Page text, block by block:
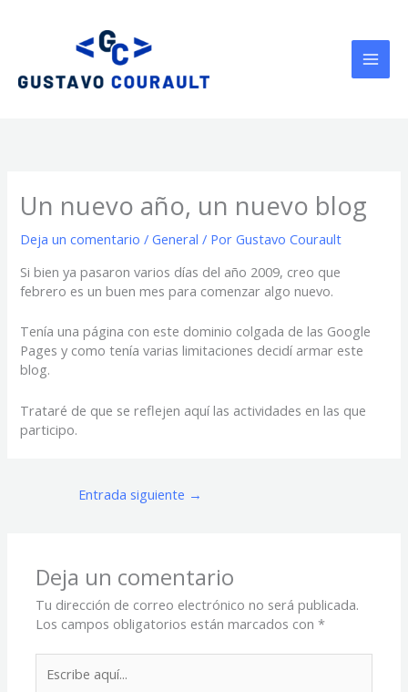
Un nuevo año, un nuevo blog
Deja un comentario /General / PorGustavo Courault
Si bien ya pasaron varios días del año 2009, creo que
febrero es un buen mes para comenzar algo nuevo.
Tenía una página con este dominio colgada de las Google
Pages y como tenía varias limitaciones decidí armar este
blog.
Trataré de que se reflejen aquí las actividades en las que
participo.
Entrada siguiente →
Deja un comentario
Tu dirección de correo electrónico no será publicada.
Los campos obligatorios están marcados con*
aquí...